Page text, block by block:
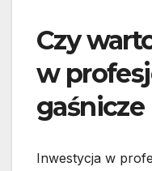
Czy
w
gaśnicze
Inwestycja w